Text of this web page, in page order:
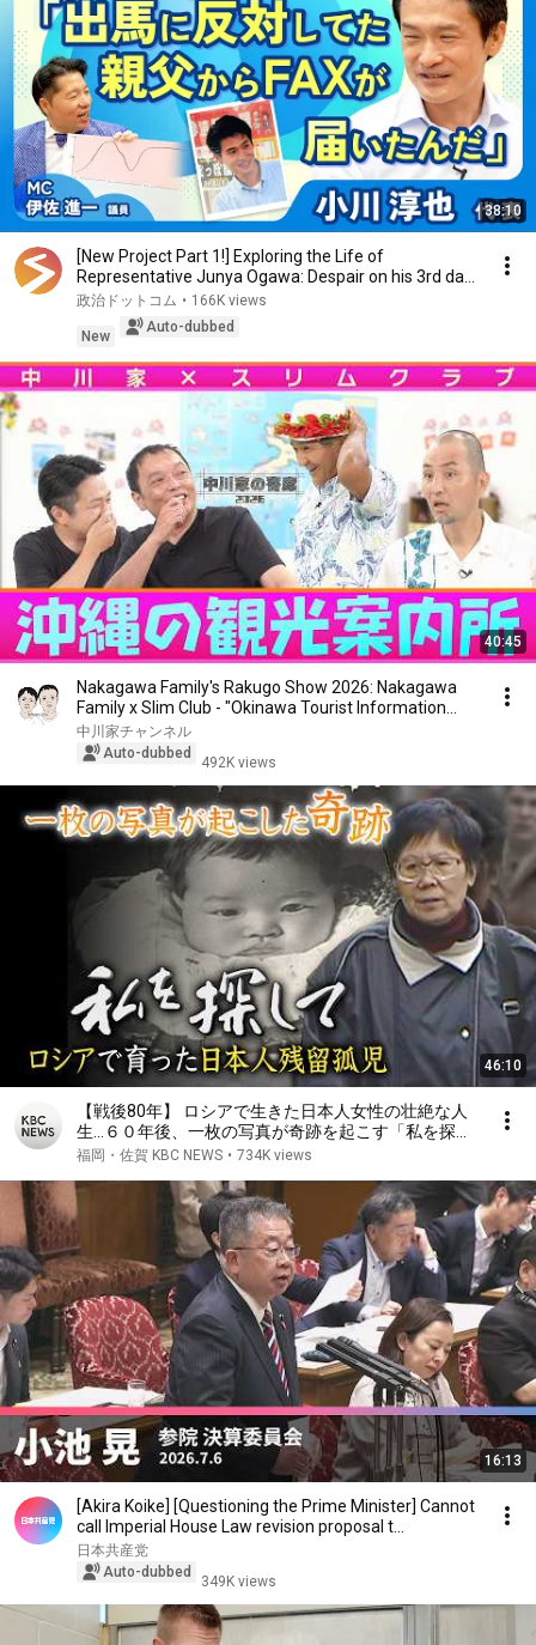
38:10
[New Project Part 1!] Exploring the Life of
Representative Junya Ogawa: Despair on his 3rd day
as...
政治ドットコム • 166K views
New
Auto-dubbed
40:45
Nakagawa Family's Rakugo Show 2026: Nakagawa
Family x Slim Club - "Okinawa Tourist Information
Ce...
中川家チャンネル
Auto-dubbed
492K views
46:10
【戦後80年】 ロシアで生きた日本人女性の壮絶な人
生…６０年後、一枚の写真が奇跡を起こす「私を探し
て〜ロシアで育った日本人残留孤児〜」（２００５年
福岡・佐賀 KBC NEWS • 734K views
16:13
[Akira Koike] [Questioning the Prime Minister] Cannot
call Imperial House Law revision proposal t...
日本共産党
Auto-dubbed
349K views